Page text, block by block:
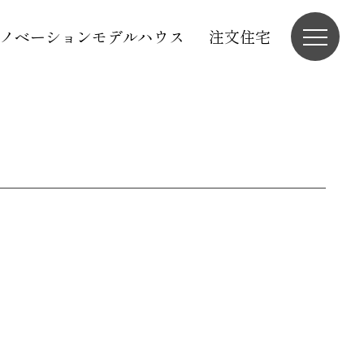
ベーションモデルハウス 注文住宅